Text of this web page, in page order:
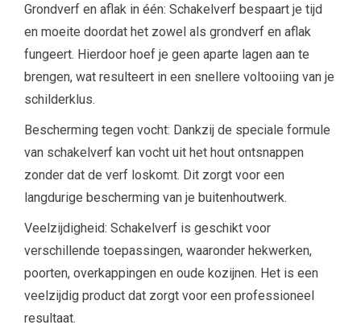
Grondverf en aflak in één: Schakelverf bespaart je tijd
en moeite doordat het zowel als grondverf en aflak
fungeert. Hierdoor hoef je geen aparte lagen aan te
brengen, wat resulteert in een snellere voltooiing van je
schilderklus.
Bescherming tegen vocht: Dankzij de speciale formule
van schakelverf kan vocht uit het hout ontsnappen
zonder dat de verf loskomt. Dit zorgt voor een
langdurige bescherming van je buitenhoutwerk.
Veelzijdigheid: Schakelverf is geschikt voor
verschillende toepassingen, waaronder hekwerken,
poorten, overkappingen en oude kozijnen. Het is een
veelzijdig product dat zorgt voor een professioneel
resultaat.